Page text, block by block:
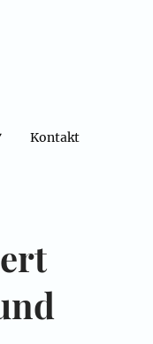
Kontakt